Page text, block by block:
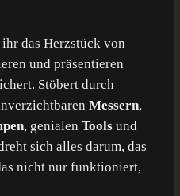
das Herzstück von
und präsentieren
Stöbert durch
Messern,
, genialen Tools und
sich alles darum, das
nicht nur funktioniert,